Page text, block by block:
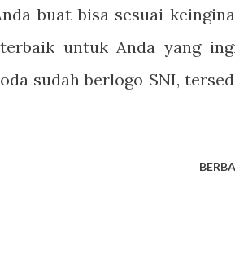
buat bisa sesuai
untuk Anda yang
sudah berlogo SNI,